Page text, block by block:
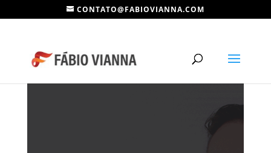
CONTATO@FABIOVIANNA.COM